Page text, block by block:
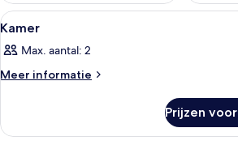
Alle
foto's
voor
Kamer
4
Kamer
Max. aantal: 2
Meer informatie
Meer
Prijzen